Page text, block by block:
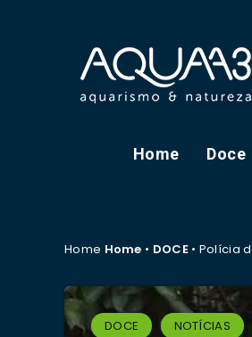
Home Doce
Home Home • DOCE• Polícia
DOCE NOTÍCIAS